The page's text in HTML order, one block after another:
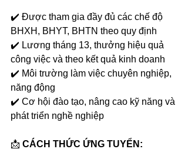
✔️ Được tham gia đầy đủ các chế độ
BHXH, BHYT, BHTN theo quy định
✔️ Lương tháng 13, thưởng hiệu quả
công việc và theo kết quả kinh doanh
✔️ Môi trường làm việc chuyên nghiệp,
năng động
✔️ Cơ hội đào tạo, nâng cao kỹ năng và
phát triển nghề nghiệp
📩 CÁCH THỨC ỨNG TUYỂN: